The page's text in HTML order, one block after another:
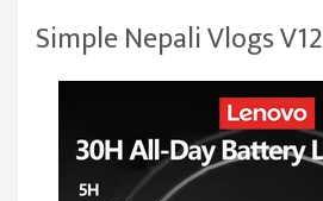
Simple Nepali Vlogs V12